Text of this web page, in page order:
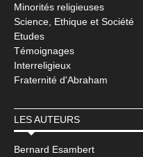
Minorités religieuses
Science, Ethique et Société
Etudes
Témoignages
Interreligieux
Fraternité d'Abraham
LES AUTEURS
Bernard Esambert